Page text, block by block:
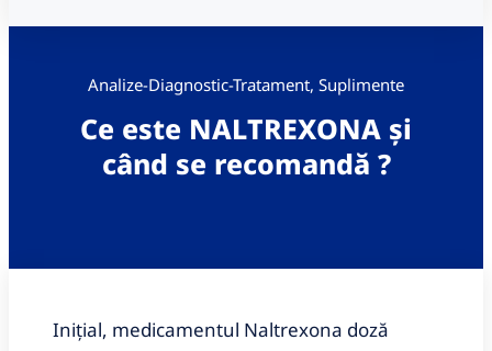
Analize-Diagnostic-Tratament, Suplimente
Ce este NALTREXONA și
când se recomandă ?
Inițial, medicamentul Naltrexona doză